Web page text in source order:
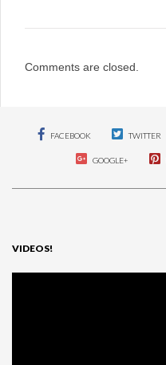
Comments are closed.
FACEBOOK TWITTER
GOOGLE+
VIDEOS!